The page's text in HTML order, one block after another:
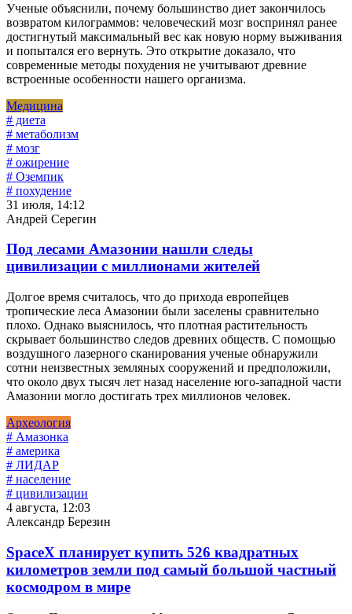
Ученые объяснили, почему большинство диет закончилось
возвратом килограммов: человеческий мозг воспринял ранее
достигнутый максимальный вес как новую норму выживания
и попытался его вернуть. Это открытие доказало, что
современные методы похудения не учитывают древние
встроенные особенности нашего организма.
Медицина
# диета
# метаболизм
# мозг
# ожирение
# Оземпик
# похудение
31 июля, 14:12
Андрей Серегин
Под лесами Амазонии нашли следы
цивилизации с миллионами жителей
Долгое время считалось, что до прихода европейцев
тропические леса Амазонии были заселены сравнительно
плохо. Однако выяснилось, что плотная растительность
скрывает большинство следов древних обществ. С помощью
воздушного лазерного сканирования ученые обнаружили
сотни неизвестных земляных сооружений и предположили,
что около двух тысяч лет назад население юго-западной части
Амазонии могло достигать трех миллионов человек.
Археология
# Амазонка
# америка
# ЛИДАР
# население
# цивилизации
4 августа, 12:03
Александр Березин
SpaceX планирует купить 526 квадратных
километров земли под самый большой частный
космодром в мире